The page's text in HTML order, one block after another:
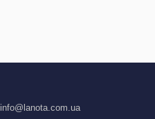
info@lanota.com.ua